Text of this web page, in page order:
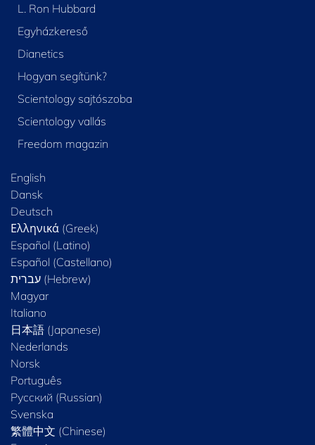
L. Ron Hubbard
Egyházkereső
Dianetics
Hogyan segítünk?
Scientology sajtószoba
Scientology vallás
Freedom magazin
English
Dansk
Deutsch
Ελληνικά (Greek)
Español (Latino)
Español (Castellano)
Magyar
Italiano
日本語 (Japanese)
Nederlands
Norsk
Português
Русский (Russian)
Svenska
繁體中文 (Chinese)